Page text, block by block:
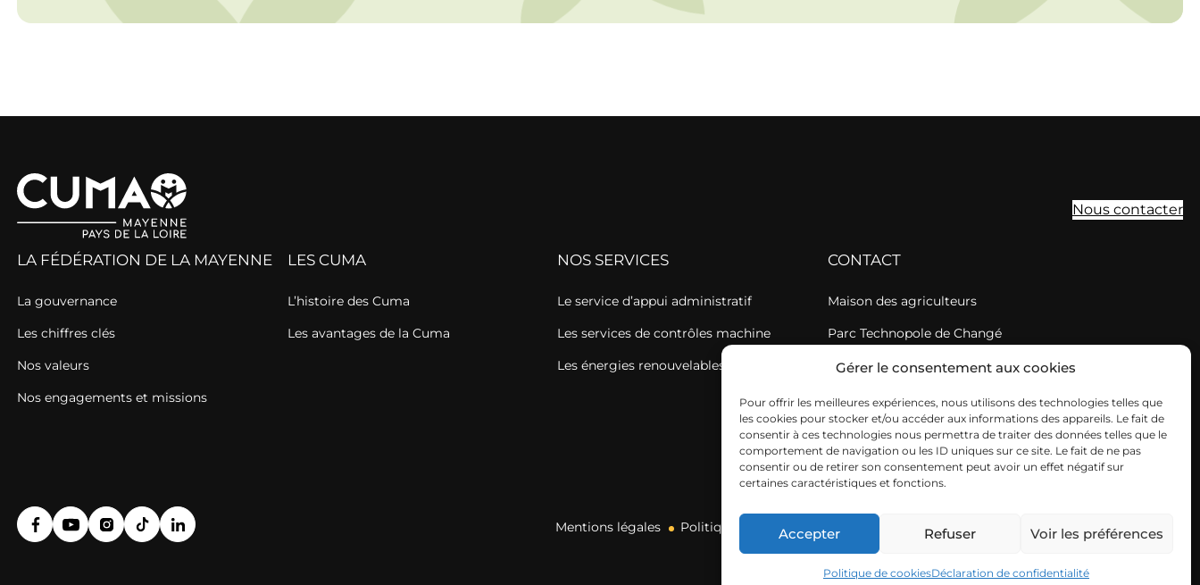
Gérer le consentement aux cookies
Pour offrir les meilleures expériences, nous utilisons des technologies telles que
les cookies pour stocker et/ou accéder aux informations des appareils. Le fait de
consentir à ces technologies nous permettra de traiter des données telles que le
comportement de navigation ou les ID uniques sur ce site. Le fait de ne pas
consentir ou de retirer son consentement peut avoir un effet négatif sur
certaines caractéristiques et fonctions.
Accepter Refuser Voir les préférences
Politique de cookiesDéclaration de confidentialité
Nous contacter
LA FÉDÉRATION DE LA MAYENNE
La gouvernance
Les chiffres clés
Nos valeurs
Nos engagements et missions
LES CUMA
L’histoire des Cuma
Les avantages de la Cuma
NOS SERVICES
Le service d’appui administratif
Les services de contrôles machine
Les énergies renouvelables
CONTACT
Maison des agriculteurs
Parc Technopole de Changé
Rue Albert Einstein – BP36135
53061 LAVAL Cedex 9
02 43 67 37 34
Du lundi au vendredi
8h30-12h30 et 13h30 -17h30
Mentions légales Politique de cookies Déclaration de confidentialité FCuma Mayenne © 2026